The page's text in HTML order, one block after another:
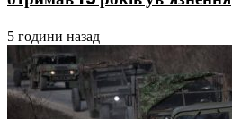
5 години назад